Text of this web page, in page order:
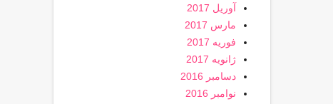
آوریل 2017
مارس 2017
فوریه 2017
ژانویه 2017
دسامبر 2016
نوامبر 2016